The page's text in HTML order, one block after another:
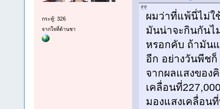
กระทู้: 326
จากใจที่ด้านชา
ผมว่าที่แพ้นี่ไม่ใ
มันน่าจะกินกันไ
หรอกคับ ถ้ามันแ
อีก อย่างวันพีช
จากผลแสงของ
เคลื่อนที่
มองแสงเคลื่อน